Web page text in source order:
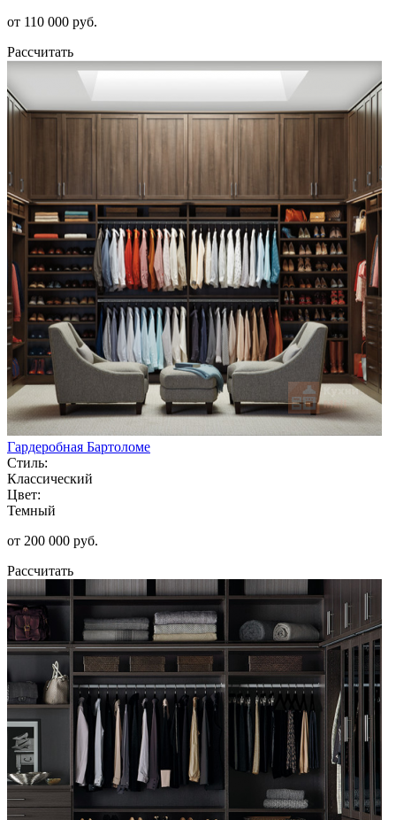
от 110 000 руб.
Рассчитать
Гардеробная Бартоломе
Стиль:
Классический
Цвет:
Темный
от 200 000 руб.
Рассчитать